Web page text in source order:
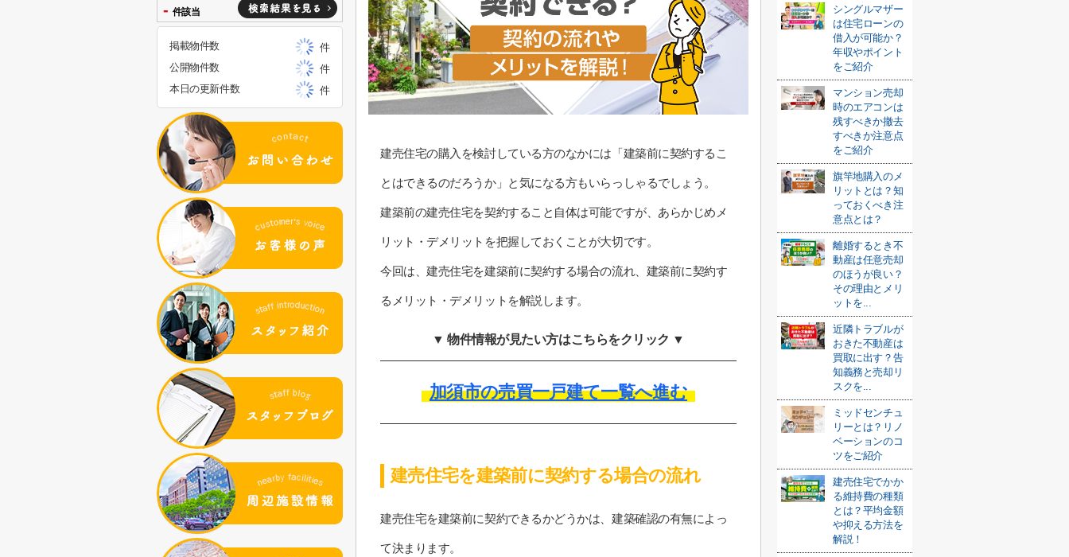
建売住宅の購入を検討している方のなかには「建築前に契約するこ
とはできるのだろうか」と気になる方もいらっしゃるでしょう。
建築前の建売住宅を契約すること自体は可能ですが、あらかじめメ
リット・デメリットを把握しておくことが大切です。
今回は、建売住宅を建築前に契約する場合の流れ、建築前に契約す
るメリット・デメリットを解説します。
▼ 物件情報が見たい方はこちらをクリック ▼
加須市の売買一戸建て一覧へ進む
建売住宅を建築前に契約する場合の流れ
建売住宅を建築前に契約できるかどうかは、建築確認の有無によっ
て決まります。
シングルマザー
は住宅ローンの
借入が可能か？
年収やポイント
をご紹介
マンション売却
時のエアコンは
残すべきか撤去
すべきか注意点
をご紹介
旗竿地購入のメ
リットとは？知
っておくべき注
意点とは？
離婚するとき不
動産は任意売却
のほうが良い？
その理由とメリ
ットを...
近隣トラブルが
おきた不動産は
買取に出す？告
知義務と売却リ
スクを...
ミッドセンチュ
リーとは？リノ
ベーションのコ
ツをご紹介
建売住宅でかか
る維持費の種類
とは？平均金額
や抑える方法を
解説！
- 件該当
掲載物件数
件
公開物件数
件
本日の更新件数
件